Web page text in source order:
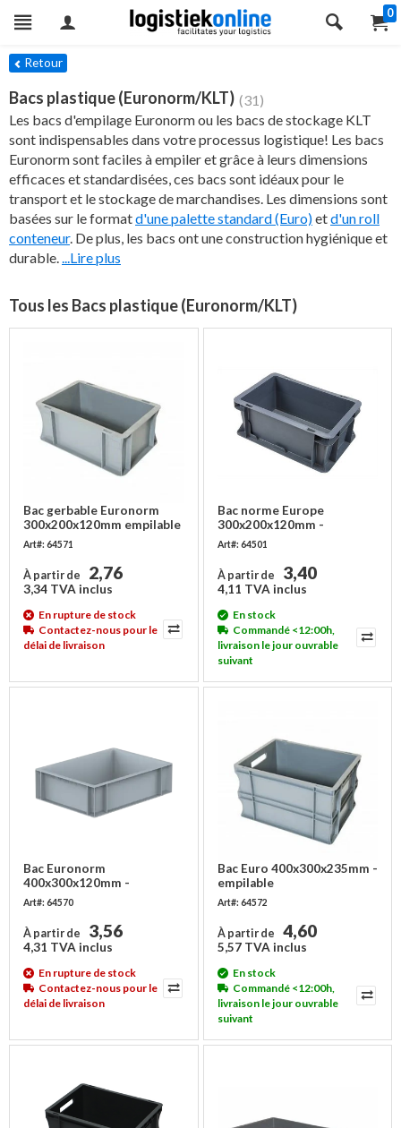
0
Retour
Bacs plastique (Euronorm/KLT) (31)
Les bacs d'empilage Euronorm ou les bacs de stockage KLT
sont indispensables dans votre processus logistique! Les bacs
Euronorm sont faciles à empiler et grâce à leurs dimensions
efficaces et standardisées, ces bacs sont idéaux pour le
transport et le stockage de marchandises. Les dimensions sont
basées sur le formatd'une palette standard (Euro)etd'un roll
conteneur. De plus, les bacs ont une construction hygiénique et
durable....Lire plus
Tous les Bacs plastique (Euronorm/KLT)
Bac gerbable Euronorm
300x200x120mm empilable
Art#: 64571
À partir de 2,76
3,34 TVA inclus
En rupture de stock
Contactez-nous pour le
délai de livraison
Bac norme Europe
300x200x120mm -
empilable - 5L
Art#: 64501
À partir de 3,40
4,11 TVA inclus
En stock
Commandé <12:00h,
livraison le jour ouvrable
suivant
Bac Euronorm
400x300x120mm -
plastique PP - 10 litres
Art#: 64570
À partir de 3,56
4,31 TVA inclus
En rupture de stock
Contactez-nous pour le
délai de livraison
Bac Euro 400x300x235mm -
empilable
Art#: 64572
À partir de 4,60
5,57 TVA inclus
En stock
Commandé <12:00h,
livraison le jour ouvrable
suivant